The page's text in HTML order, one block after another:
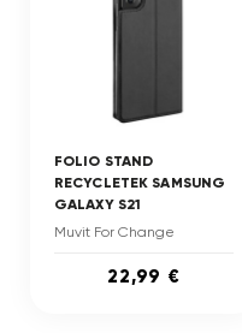
FOLIO STAND
RECYCLETEK SAMSUNG
GALAXY S21
Muvit For Change
22,99 €